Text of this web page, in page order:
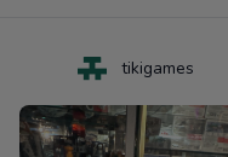
tikigames